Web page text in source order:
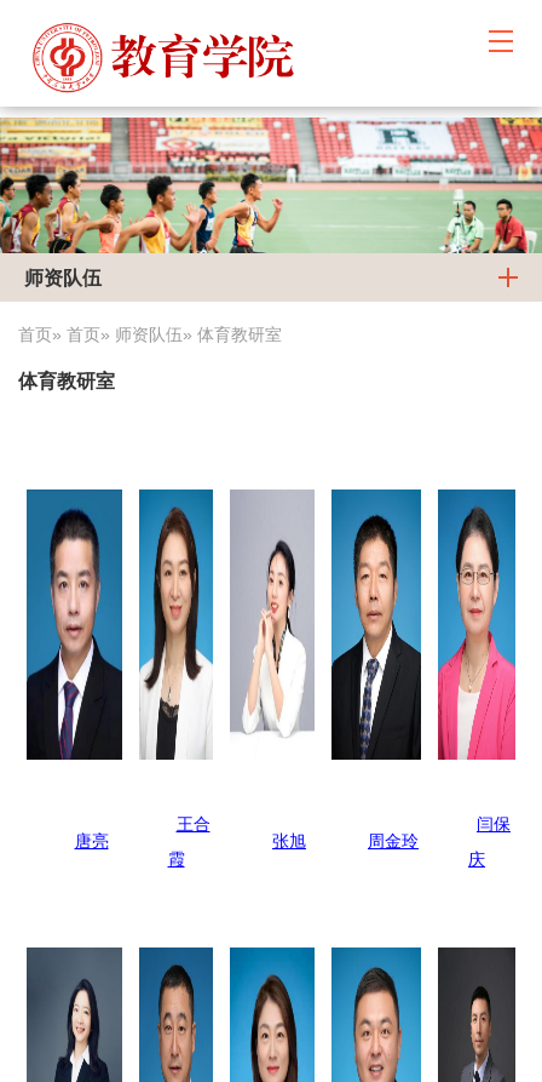
师资队伍
首页» 首页» 师资队伍» 体育教研室
体育教研室
唐亮
王合
霞
张旭 周金玲
闫保
庆